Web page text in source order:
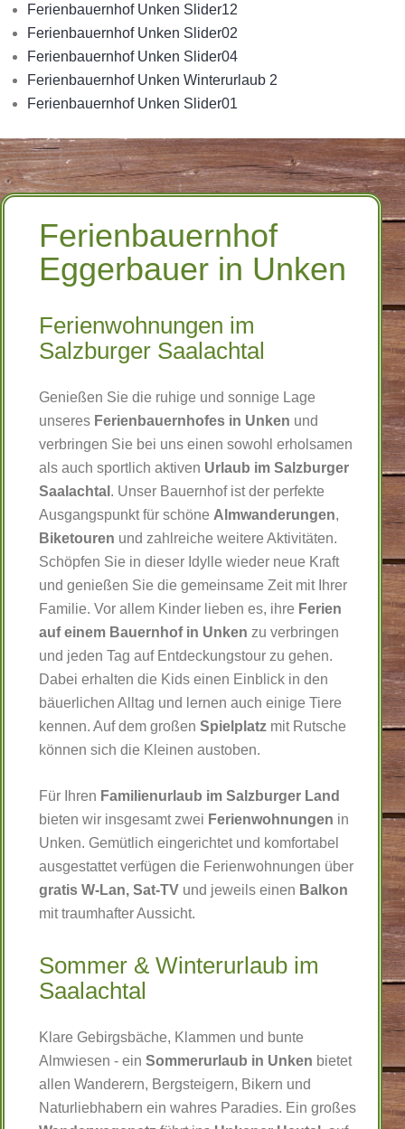
Ferienbauernhof Unken Slider12
Ferienbauernhof Unken Slider02
Ferienbauernhof Unken Slider04
Ferienbauernhof Unken Winterurlaub 2
Ferienbauernhof Unken Slider01
Ferienbauernhof
Eggerbauer in Unken
Ferienwohnungen im
Salzburger Saalachtal
Genießen Sie die ruhige und sonnige Lage
unseres Ferienbauernhofes in Unken und
verbringen Sie bei uns einen sowohl erholsamen
als auch sportlich aktiven Urlaub im Salzburger
Saalachtal . Unser Bauernhof ist der perfekte
Ausgangspunkt für schöne Almwanderungen,
Biketouren und zahlreiche weitere Aktivitäten.
Schöpfen Sie in dieser Idylle wieder neue Kraft
und genießen Sie die gemeinsame Zeit mit Ihrer
Familie. Vor allem Kinder lieben es, ihre Ferien
auf einem Bauernhof in Unken zu verbringen
und jeden Tag auf Entdeckungstour zu gehen.
Dabei erhalten die Kids einen Einblick in den
bäuerlichen Alltag und lernen auch einige Tiere
kennen. Auf dem großen Spielplatz mit Rutsche
können sich die Kleinen austoben.
Für Ihren Familienurlaub im Salzburger Land
bieten wir insgesamt zwei Ferienwohnungen in
Unken. Gemütlich eingerichtet und komfortabel
ausgestattet verfügen die Ferienwohnungen über
gratis W-Lan, Sat-TV und jeweils einen Balkon
mit traumhafter Aussicht.
Sommer & Winterurlaub im
Saalachtal
Klare Gebirgsbäche, Klammen und bunte
Almwiesen - ein Sommerurlaub in Unken bietet
allen Wanderern, Bergsteigern, Bikern und
Naturliebhabern ein wahres Paradies. Ein großes